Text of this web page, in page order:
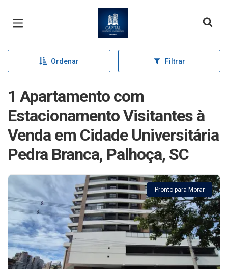
Página inicial
Ordenar Filtrar
1 Apartamento com
Estacionamento Visitantes à
Venda em Cidade Universitária
Pedra Branca, Palhoça, SC
Pronto para Morar